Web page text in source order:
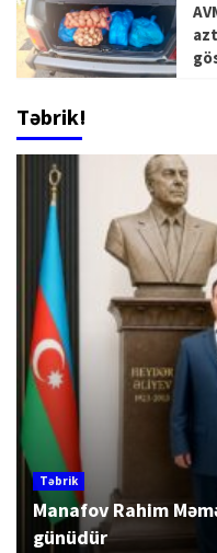
Təbrik!
Təbrik
Manafov Rahim
günüdür